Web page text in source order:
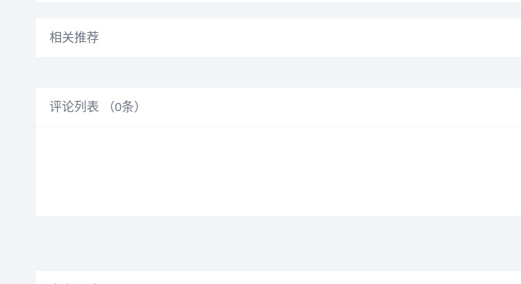
相关推荐
评论列表 （0条）